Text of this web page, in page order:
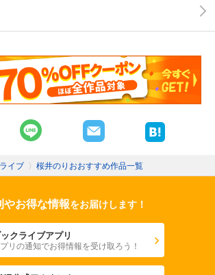
イブ 〉 桜井のりおおすすめ作品一覧
やお得な情報をお届けします！
クライブアプリ
リの通知でお得情報を受け取ろう！